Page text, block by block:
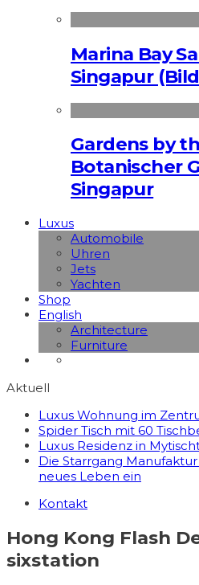
Marina Bay
Singapur
Gardens by
Botanischer
Singapur
Luxus
Automobile
Uhren
Jets
Yachten
Shop
English
Architecture
Furniture
Aktuell
Luxus Wohnung im
Spider Tisch mit 60
Luxus Residenz in
Die Starrgang
neues Leben ein
Kontakt
Hong Kong Flash
sixstation